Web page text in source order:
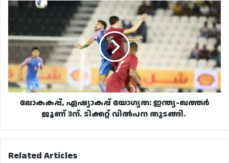
ലോകകപ്പ്,
ഇന്ത്യ-
ഖത്തർ
ജൂണ്
3ന്.
ടിക്കറ്റ്
വിൽപന
തുടങ്ങി.
ലോകകപ്പ്, ഏഷ്യാകപ്പ് യോഗ്യത: ഇന്ത്യ-ഖത്തർ
ജൂണ് 3ന്. ടിക്കറ്റ് വിൽപന തുടങ്ങി.
Related Articles